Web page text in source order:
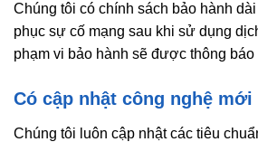
Chúng tôi có chính sách bảo hành
phục sự cố mạng sau khi sử dụng
phạm vi bảo hành sẽ được thông báo
Có cập nhật công nghệ mới
Chúng tôi luôn cập nhật các tiêu